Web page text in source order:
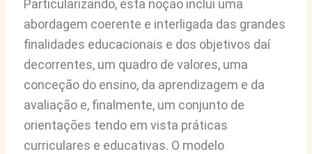
Particularizando, esta noção inclui uma
abordagem coerente e interligada das grandes
finalidades educacionais e dos objetivos daí
decorrentes, um quadro de valores, uma
conceção do ensino, da aprendizagem e da
avaliação e, finalmente, um conjunto de
orientações tendo em vista práticas
curriculares e educativas. O modelo